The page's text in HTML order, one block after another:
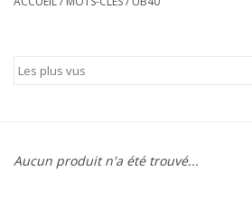
Signature
Aucun produit n'a été trouvé...